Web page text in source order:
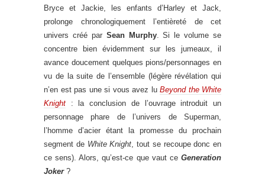
Bryce et Jackie, les enfants d’Harley et Jack,
prolonge chronologiquement l’entièreté de cet
univers créé par Sean Murphy. Si le volume se
concentre bien évidemment sur les jumeaux, il
avance doucement quelques pions/personnages en
vu de la suite de l’ensemble (légère révélation qui
n’en est pas une si vous avez lu Beyond the White
Knight : la conclusion de l’ouvrage introduit un
personnage phare de l’univers de Superman,
l’homme d’acier étant la promesse du prochain
segment de White Knight, tout se recoupe donc en
ce sens). Alors, qu’est-ce que vaut ce Generation
Joker?